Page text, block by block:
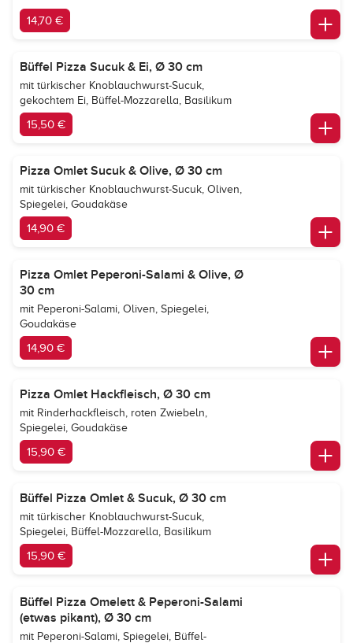
14,70 €
Büffel Pizza Sucuk & Ei, Ø 30 cm
mit türkischer Knoblauchwurst-Sucuk,
gekochtem Ei, Büffel-Mozzarella, Basilikum
15,50 €
Pizza Omlet Sucuk & Olive, Ø 30 cm
mit türkischer Knoblauchwurst-Sucuk, Oliven,
Spiegelei, Goudakäse
14,90 €
Pizza Omlet Peperoni-Salami & Olive, Ø
30 cm
mit Peperoni-Salami, Oliven, Spiegelei,
Goudakäse
14,90 €
Pizza Omlet Hackfleisch, Ø 30 cm
mit Rinderhackfleisch, roten Zwiebeln,
Spiegelei, Goudakäse
15,90 €
Büffel Pizza Omlet & Sucuk, Ø 30 cm
mit türkischer Knoblauchwurst-Sucuk,
Spiegelei, Büffel-Mozzarella, Basilikum
15,90 €
Büffel Pizza Omelett & Peperoni-Salami
(etwas pikant), Ø 30 cm
mit Peperoni-Salami, Spiegelei, Büffel-